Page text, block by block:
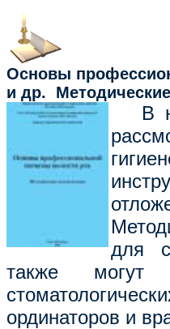
Основы
и др.
В
для
также могут
ординаторов и